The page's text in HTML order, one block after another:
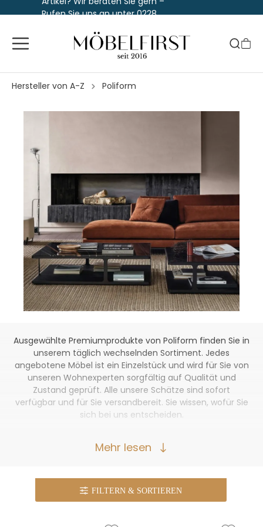
Rufen Sie uns an unter 0228
Hersteller von A-Z Poliform
Ausgewählte Premiumprodukte von Poliform finden Sie in
unserem täglich wechselnden Sortiment. Jedes
angebotene Möbel ist ein Einzelstück und wird für Sie von
unseren Wohnexperten sorgfältig auf Qualität und
Zustand geprüft. Alle unsere Schätze sind sofort
verfügbar und für Sie versandbereit. Sie wissen, wofür Sie
sich bei uns entscheiden.
Mehr lesen
FILTERN & SORTIEREN